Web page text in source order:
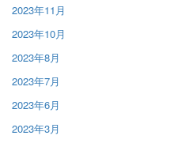
2023年11月
2023年10月
2023年8月
2023年7月
2023年6月
2023年3月